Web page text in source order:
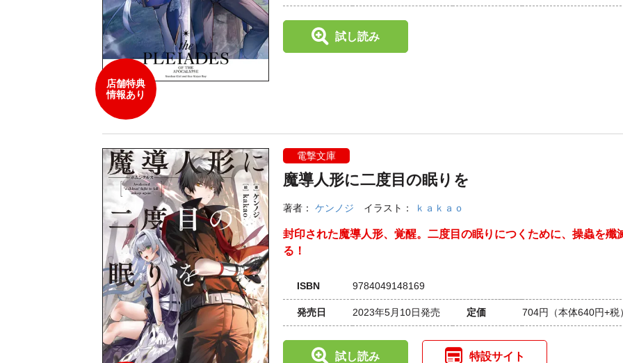
店舗特典
情報あり
試し読み
電撃文庫
魔導人形に二度目の眠りを
著者： ケンノジ イラスト： ｋａｋａｏ
封印された魔導人形、覚醒。二度目の眠りにつくために、操蟲を殲
る！
ISBN 9784049148169
発売日 2023年5月10日発売 定価 704円 （本体640円+税
試し読み 特設サイト